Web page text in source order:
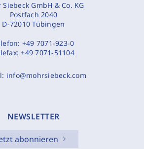
Siebeck GmbH & Co. KG
Postfach 2040
D-72010 Tübingen
+49 7071-923-0
+49 7071-51104
info@mohrsiebeck.com
NEWSLETTER
abonnieren